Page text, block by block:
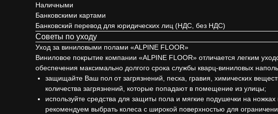
Наличными
Банковскими картами
Банковский перевод для юридических лиц (НДС, без НДС)
Советы по уходу
Уход за виниловыми полами «ALPINE FLOOR»
Виниловое покрытие компании «ALPINE FLOOR» отличается легким
обеспечения максимально долгого срока службы кварц-виниловых
защищайте Ваш пол от загрязнений, песка, гравия, химических
количества загрязнений, которые попадают в помещение из улицы;
используйте средства для защиты пола и мягкие подушечки на
рекомендуем выбрать колеса с широкой поверхностью для